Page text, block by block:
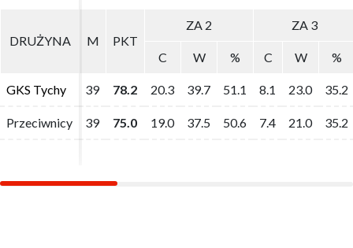
DRUŻYNA M PKT
ZA 2 ZA 3
C W % C W %
GKS Tychy 39 78.2 20.3 39.7 51.1 8.1 23.0 35.2
Przeciwnicy 39 75.0 19.0 37.5 50.6 7.4 21.0 35.2
DRUŻYNA M PKT
ZA 2 ZA 3
C W % C W %
GKS Tychy 39 78.2 20.3 39.7 51.1 8.1 23.0 35.2
Przeciwnicy 39 75.0 19.0 37.5 50.6 7.4 21.0 35.2